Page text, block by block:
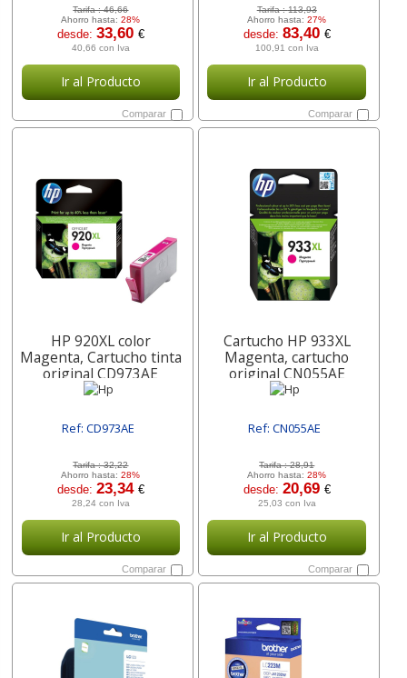
Tarifa :46,66
Ahorro hasta:28%
desde: 33,60 €
40,66 con Iva
Ir al Producto
Comparar
Tarifa :113,93
Ahorro hasta:27%
desde: 83,40 €
100,91 con Iva
Ir al Producto
Comparar
HP 920XL color
Magenta, Cartucho tinta
original CD973AE
Ref: CD973AE
Tarifa :32,22
Ahorro hasta:28%
desde: 23,34 €
28,24 con Iva
Ir al Producto
Comparar
Cartucho HP 933XL
Magenta, cartucho
original CN055AE
Ref: CN055AE
Tarifa :28,91
Ahorro hasta:28%
desde: 20,69 €
25,03 con Iva
Ir al Producto
Comparar